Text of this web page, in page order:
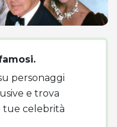
personaggi
e trova
tue celebrità